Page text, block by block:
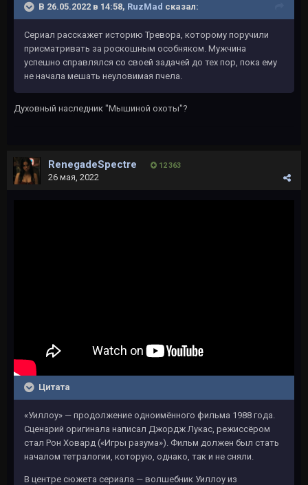
В 26.05.2022 в 14:58, RuzMad сказал:
Сериал расскажет историю Тревора, которому поручили
присматривать за роскошным особняком. Мужчина
успешно справлялся со своей задачей до тех пор, пока ему
не начала мешать неуловимая пчела.
Духовный наследник "Мышиной охоты"?
RenegadeSpectre 12 363
26 мая, 2022
Цитата
«Уиллоу» — продолжение одноимённого фильма 1988 года.
Сценарий оригинала написал Джордж Лукас, режиссёром
стал Рон Ховард («Игры разума»). Фильм должен был стать
началом тетралогии, которую, однако, так и не сняли.
В центре сюжета сериала — волшебник Уиллоу из